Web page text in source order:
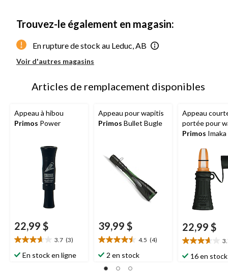
Trouvez-le également en magasin:
En rupture de stock au Leduc, AB
Voir d'autres magasins
Articles de remplacement disponibles
Appeau à hibou
Primos Power
22,99 $
3.7 (3)
3.7
étoile(s)
En stock en ligne
Appeau pour wapitis
Primos Bullet Bugle
39,99 $
4.5 (4)
4.5
étoile(s)
2 en stock
Appeau
portée pour
Primos
22,99 $
3.7
étoile(s)
16 en stock